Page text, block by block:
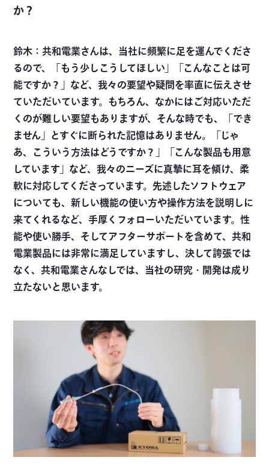
か？
鈴木：共和電業さんは、当社に頻繁に足を運んでくださ
るので、「もう少しこうしてほしい」「こんなことは可
能ですか？」など、我々の要望や疑問を率直に伝えさせ
ていただいています。もちろん、なかにはご対応いただ
くのが難しい要望もありますが、そんな時でも、「でき
ません」とすぐに断られた記憶はありません。「じゃ
あ、こういう方法はどうですか？」「こんな製品も用意
しています」など、我々のニーズに真摯に耳を傾け、柔
軟に対応してくださっています。先述したソフトウェア
についても、新しい機能の使い方や操作方法を説明しに
来てくれるなど、手厚くフォローいただいています。性
能や使い勝手、そしてアフターサポートを含めて、共和
電業製品には非常に満足していますし、決して誇張では
なく、共和電業さんなしでは、当社の研究・開発は成り
立たないと思います。